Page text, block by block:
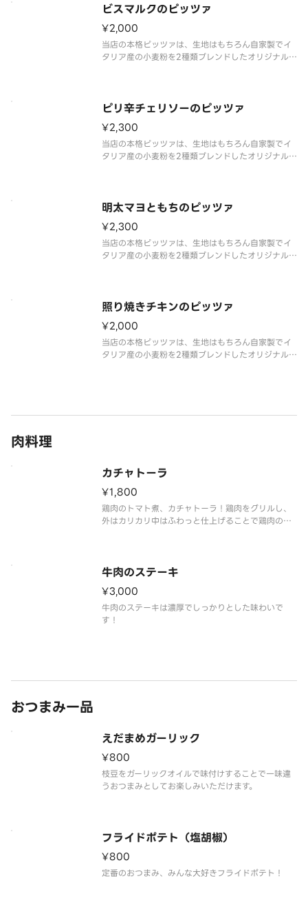
ビスマルクのピッツァ
¥2,000
当店の本格ピッツァは、生地はもちろん自家製でイ
タリア産の小麦粉を2種類ブレンドしたオリジナル製
ピリ辛チェリソーのピッツァ
¥2,300
当店の本格ピッツァは、生地はもちろん自家製でイ
タリア産の小麦粉を2種類ブレンドしたオリジナル製
明太マヨともちのピッツァ
¥2,300
当店の本格ピッツァは、生地はもちろん自家製でイ
タリア産の小麦粉を2種類ブレンドしたオリジナル製
照り焼きチキンのピッツァ
¥2,000
当店の本格ピッツァは、生地はもちろん自家製でイ
タリア産の小麦粉を2種類ブレンドしたオリジナル製
肉料理
カチャトーラ
¥1,800
鶏肉のトマト煮、カチャトーラ！鶏肉をグリルし、
外はカリカリ中はふわっと仕上げることで鶏肉の旨
牛肉のステーキ
¥3,000
牛肉のステーキは濃厚でしっかりとした味わいで
す！
おつまみ一品
えだまめガーリック
¥800
枝豆をガーリックオイルで味付けすることで一味違
うおつまみとしてお楽しみいただけます。
フライドポテト（塩胡椒）
¥800
定番のおつまみ、みんな大好きフライドポテト！